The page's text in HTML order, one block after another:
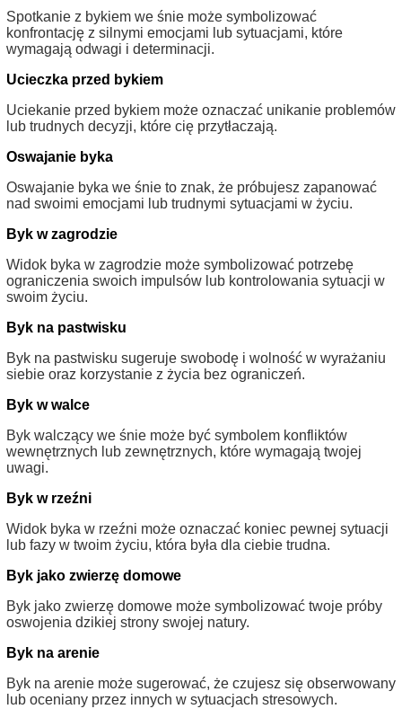
Spotkanie z bykiem we śnie może symbolizować
konfrontację z silnymi emocjami lub sytuacjami, które
wymagają odwagi i determinacji.
Ucieczka przed bykiem
Uciekanie przed bykiem może oznaczać unikanie problemów
lub trudnych decyzji, które cię przytłaczają.
Oswajanie byka
Oswajanie byka we śnie to znak, że próbujesz zapanować
nad swoimi emocjami lub trudnymi sytuacjami w życiu.
Byk w zagrodzie
Widok byka w zagrodzie może symbolizować potrzebę
ograniczenia swoich impulsów lub kontrolowania sytuacji w
swoim życiu.
Byk na pastwisku
Byk na pastwisku sugeruje swobodę i wolność w wyrażaniu
siebie oraz korzystanie z życia bez ograniczeń.
Byk w walce
Byk walczący we śnie może być symbolem konfliktów
wewnętrznych lub zewnętrznych, które wymagają twojej
uwagi.
Byk w rzeźni
Widok byka w rzeźni może oznaczać koniec pewnej sytuacji
lub fazy w twoim życiu, która była dla ciebie trudna.
Byk jako zwierzę domowe
Byk jako zwierzę domowe może symbolizować twoje próby
oswojenia dzikiej strony swojej natury.
Byk na arenie
Byk na arenie może sugerować, że czujesz się obserwowany
lub oceniany przez innych w sytuacjach stresowych.